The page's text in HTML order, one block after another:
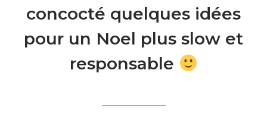
concocté quelques idées
pour un Noel plus slow et
responsable